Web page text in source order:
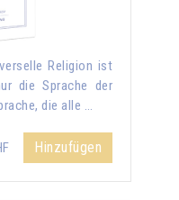
Religion ist
die Sprache der
die alle …
Hinzufügen